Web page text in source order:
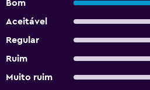
Bom
Aceitável
Regular
Ruim
Muito ruim